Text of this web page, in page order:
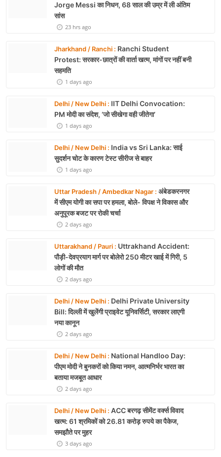
Jorge Messi का निधन, 68 साल की उम्र में ली अंतिम
सांस
23 hrs ago
Jharkhand / Ranchi : Ranchi Student
Protest: सरकार-छात्रों की वार्ता खत्म, मांगों पर नहीं बनी
सहमति
1 days ago
Delhi / New Delhi : IIT Delhi Convocation:
PM मोदी का संदेश, ‘जो सीखेगा वही जीतेगा’
1 days ago
Delhi / New Delhi : India vs Sri Lanka: साई
सुदर्शन चोट के कारण टेस्ट सीरीज से बाहर
1 days ago
Uttar Pradesh / Ambedkar Nagar : अंबेडकरनगर
में सीएम योगी का सपा पर हमला, बोले- विपक्ष ने विकास और
अनुपूरक बजट पर रोकी चर्चा
2 days ago
Uttarakhand / Pauri : Uttrakhand Accident:
पौड़ी-देवप्रयाग मार्ग पर बोलेरो 250 मीटर खाई में गिरी, 5
लोगों की मौत
2 days ago
Delhi / New Delhi : Delhi Private University
Bill: दिल्ली में खुलेंगी प्राइवेट यूनिवर्सिटी, सरकार लाएगी
नया कानून
2 days ago
Delhi / New Delhi : National Handloo Day:
पीएम मोदी ने बुनकरों को किया नमन, आत्मनिर्भर भारत का
बताया मजबूत आधार
2 days ago
Delhi / New Delhi : ACC बरगढ़ सीमेंट वर्क्स विवाद
खत्म: 61 श्रमिकों को 26.81 करोड़ रुपये का पैकेज,
समझौते पर मुहर
3 days ago